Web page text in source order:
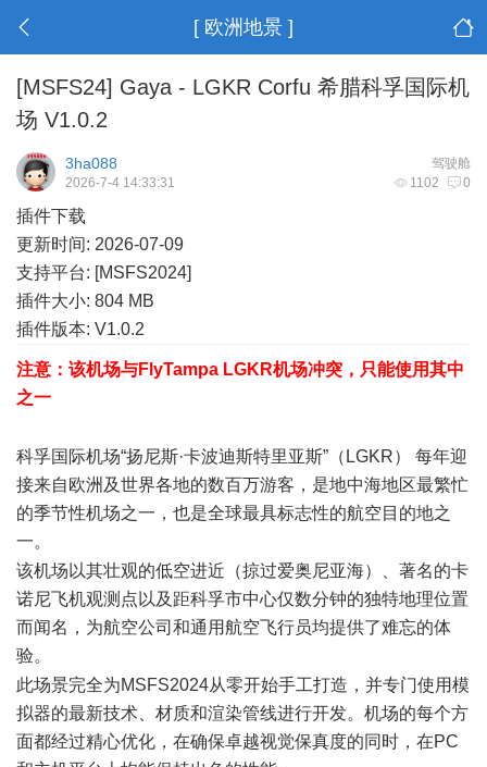
[ 欧洲地景 ]
[MSFS24] Gaya - LGKR Corfu 希腊科孚国际机
场 V1.0.2
驾驶舱
3ha088
1102 0
2026-7-4 14:33:31
插件下载
更新时间: 2026-07-09
支持平台: [MSFS2024]
插件大小: 804 MB
插件版本: V1.0.2
注意：该机场与FlyTampa LGKR机场冲突，只能使用其中
之一
科孚国际机场“扬尼斯·卡波迪斯特里亚斯”（LGKR） 每年迎
接来自欧洲及世界各地的数百万游客，是地中海地区最繁忙
的季节性机场之一，也是全球最具标志性的航空目的地之
一。
该机场以其壮观的低空进近（掠过爱奥尼亚海）、著名的卡
诺尼飞机观测点以及距科孚市中心仅数分钟的独特地理位置
而闻名，为航空公司和通用航空飞行员均提供了难忘的体
验。
此场景完全为MSFS2024从零开始手工打造，并专门使用模
拟器的最新技术、材质和渲染管线进行开发。机场的每个方
面都经过精心优化，在确保卓越视觉保真度的同时，在PC